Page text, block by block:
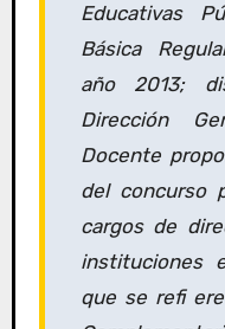
Educativas
Básica
año 2013;
Dirección
Docente
del concurso
cargos de
instituciones
que se refi